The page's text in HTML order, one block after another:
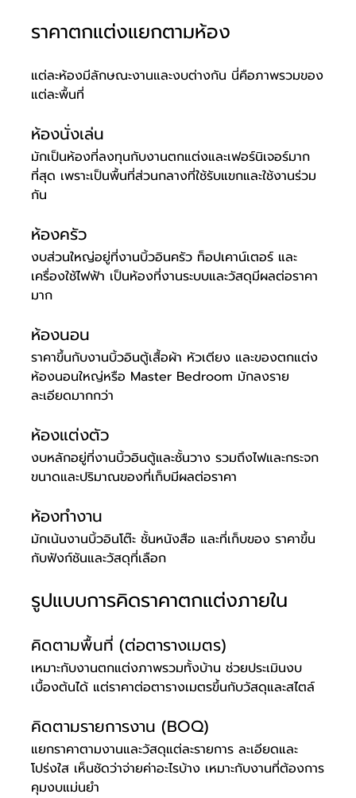
ราคาตกแต่งแยกตามห้อง
แต่ละห้องมีลักษณะงานและงบต่างกัน นี่คือภาพรวมของ
แต่ละพื้นที่
ห้องนั่งเล่น
มักเป็นห้องที่ลงทุนกับงานตกแต่งและเฟอร์นิเจอร์มาก
ที่สุด เพราะเป็นพื้นที่ส่วนกลางที่ใช้รับแขกและใช้งานร่วม
กัน
ห้องครัว
งบส่วนใหญ่อยู่ที่งานบิ้วอินครัว ท็อปเคาน์เตอร์ และ
เครื่องใช้ไฟฟ้า เป็นห้องที่งานระบบและวัสดุมีผลต่อราคา
มาก
ห้องนอน
ราคาขึ้นกับงานบิ้วอินตู้เสื้อผ้า หัวเตียง และของตกแต่ง
ห้องนอนใหญ่หรือ Master Bedroom มักลงราย
ละเอียดมากกว่า
ห้องแต่งตัว
งบหลักอยู่ที่งานบิ้วอินตู้และชั้นวาง รวมถึงไฟและกระจก
ขนาดและปริมาณของที่เก็บมีผลต่อราคา
ห้องทำงาน
มักเน้นงานบิ้วอินโต๊ะ ชั้นหนังสือ และที่เก็บของ ราคาขึ้น
กับฟังก์ชันและวัสดุที่เลือก
รูปแบบการคิดราคาตกแต่งภายใน
คิดตามพื้นที่ (ต่อตารางเมตร)
เหมาะกับงานตกแต่งภาพรวมทั้งบ้าน ช่วยประเมินงบ
เบื้องต้นได้ แต่ราคาต่อตารางเมตรขึ้นกับวัสดุและสไตล์
คิดตามรายการงาน (BOQ)
แยกราคาตามงานและวัสดุแต่ละรายการ ละเอียดและ
โปร่งใส เห็นชัดว่าจ่ายค่าอะไรบ้าง เหมาะกับงานที่ต้องการ
คุมงบแม่นยำ